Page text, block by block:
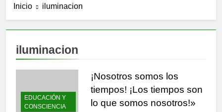
🌸 La fuerza olvidada de
la ternura
impulsa tu bienestar»
9 Meses Atrás
Las estacas invisibles:
cómo las creencias
limitantes frenan nuestro
10 Meses Atrás
Inicio iluminacion
iluminacion
EDUCACIÓN Y
CONSCIENCIA
¡Nosotros somos los
tiempos! ¡Los tiempos son
lo que somos nosotros!»